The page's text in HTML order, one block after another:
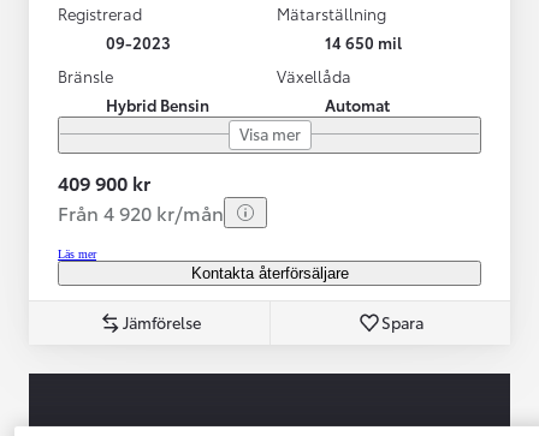
Registrerad
09-2023
Mätarställning
14 650 mil
Bränsle
Hybrid Bensin
Växellåda
Automat
Visa mer
409 900 kr
Från 4 920 kr/mån
Läs mer
Kontakta återförsäljare
Jämförelse Spara